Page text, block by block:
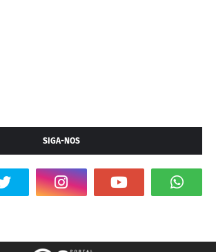
SIGA-NOS